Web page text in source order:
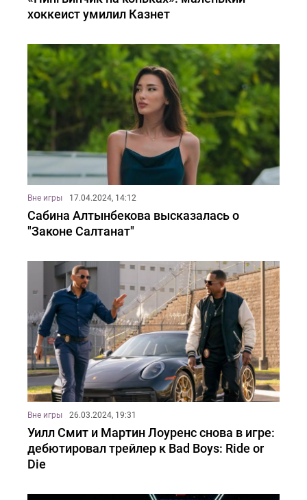
хоккеист умилил Казнет
Вне игры 17.04.2024, 14:12
Сабина Алтынбекова высказалась о
"Законе Салтанат"
Вне игры 26.03.2024, 19:31
Уилл Смит и Мартин Лоуренс снова в игре:
дебютировал трейлер к Bad Boys: Ride or
Die